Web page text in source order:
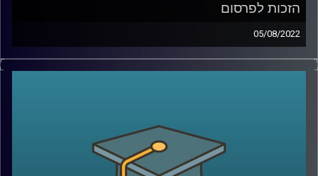
הזכות לפרסום
05/08/2022
חוק הגנת הפרטיות קובע ששימוש בשמו של אדם, בכינויו,
בתמונתו או בקולו לשם עשיית רווח, ייחשב לפגיעה בפרטיות.
הצד השני של אותו המטבע. עם זאת, עו"ד דן חי, מומחה לדיני
פרטיות, סייבר ודיגיטל ומרצה הקורס פרטיות בעידן הדיגיטל,
מסביר שזה לא בדיוק כך. האזינו לחלק השלישי והאחרון